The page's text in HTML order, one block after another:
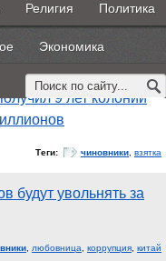
КНИГИ ВестиNet
Религия Политика
Экономика
другому тегу
9 лет колонии
Теги: чиновники взятка
будут увольнять за
любовница коррупция китай